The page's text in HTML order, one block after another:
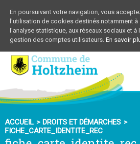
ACCUEIL > DROITS ET DÉMARCHES >
FICHE_CARTE_IDENTITE_REC
En poursuivant votre navigation, vous
l'utilisation de cookies destinés notamment à
l'analyse statistique, aux réseaux sociaux et à
gestion des comptes utilisateurs. En savoir